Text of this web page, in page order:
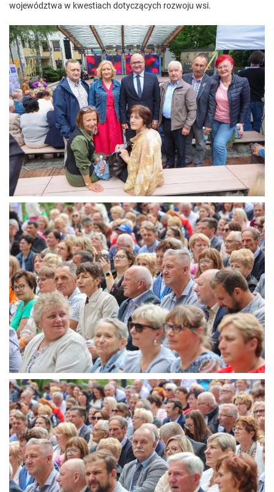
województwa w kwestiach dotyczących rozwoju wsi.